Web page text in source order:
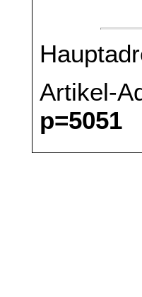
Artikel-
p=5051